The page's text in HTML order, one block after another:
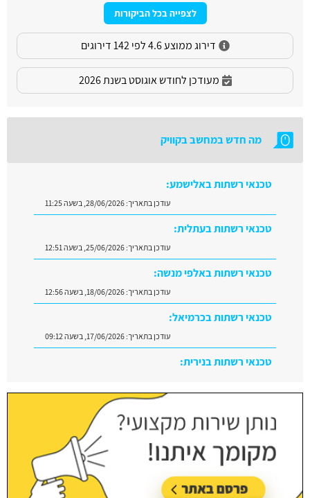
לצפייה בכל הביקורות
דירוג ממוצע 4.6 לפי 142 דירוגים
מעודכן לחודש אוגוסט בשנת 2026
מה חדש במחשב בקוויק
טכנאי רשתות בעתלית:
עודכן בתאריך:25/06/2026, בשעה 12:51
טכנאי רשתות באלפי מנשה:
עודכן בתאריך:18/06/2026, בשעה 12:56
טכנאי רשתות בכרמיאל:
עודכן בתאריך:17/06/2026, בשעה 09:12
טכנאי רשתות בנירית:
עודכן בתאריך: 29/06/2026, בשעה 10:08
טכנאי רשתות באלישמע: